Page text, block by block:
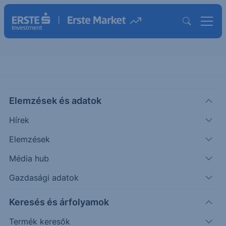
Elemzések és adatok
Hírek
Elemzések
Média hub
Gazdasági adatok
Keresés és árfolyamok
Termék keresők
9.0% SocGen Protect Multi
legnagyobb szerepelőjének teljesítményéből
részesedhet. A magyar részvénypiacot tömörítő